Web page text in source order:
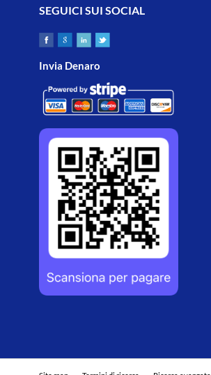
SEGUICI SUI SOCIAL
Invia Denaro